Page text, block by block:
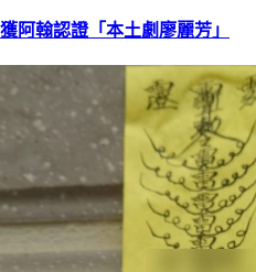
翰認證「本土劇廖麗芳」